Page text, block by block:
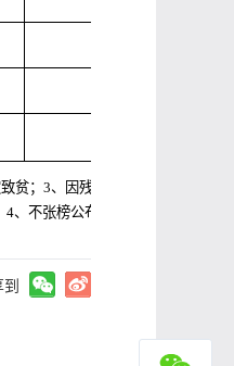
贫；3、因残致贫；4、失地少
、不张榜公布的不批。